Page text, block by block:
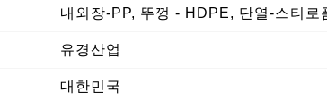
내외장-PP, 뚜껑 - HDPE, 단열-스티로
유경산업
대한민국